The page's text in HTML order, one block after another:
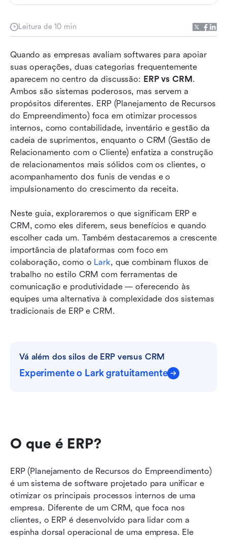
Leitura de 10 min
Quando as empresas avaliam softwares para apoiar
suas operações, duas categorias frequentemente
aparecem no centro da discussão: ERP vs CRM.
Ambos são sistemas poderosos, mas servem a
propósitos diferentes. ERP (Planejamento de Recursos
do Empreendimento) foca em otimizar processos
internos, como contabilidade, inventário e gestão da
cadeia de suprimentos, enquanto o CRM (Gestão de
Relacionamento com o Cliente) enfatiza a construção
de relacionamentos mais sólidos com os clientes, o
acompanhamento dos funis de vendas e o
impulsionamento do crescimento da receita.
Neste guia, exploraremos o que significam ERP e
CRM, como eles diferem, seus benefícios e quando
escolher cada um. Também destacaremos a crescente
importância de plataformas com foco em
colaboração, como o Lark, que combinam fluxos de
trabalho no estilo CRM com ferramentas de
comunicação e produtividade — oferecendo às
equipes uma alternativa à complexidade dos sistemas
tradicionais de ERP e CRM.
Vá além dos silos de ERP versus CRM
Experimente o Lark gratuitamente
O que é ERP?
ERP (Planejamento de Recursos do Empreendimento)
é um sistema de software projetado para unificar e
otimizar os principais processos internos de uma
empresa. Diferente de um CRM, que foca nos
clientes, o ERP é desenvolvido para lidar com a
espinha dorsal operacional de uma empresa. Ele
Benefícios dos sistemas ERP e dos sistemas
CRM
Quando escolher ERP vs CRM
O surgimento de plataformas com foco
principal na colaboração, como o Lark
ERP vs CRM vs Lark: Qual é o mais adequado
para você?
Conclusão
Perguntas frequentes
Leitura relacionada